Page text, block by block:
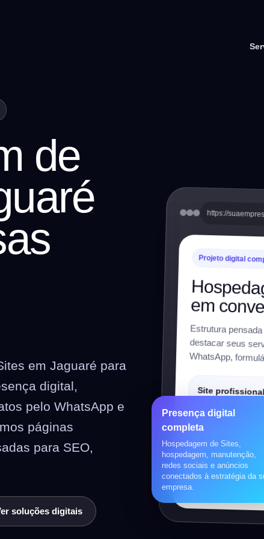
de
em Jaguaré para
digital,
pelo WhatsApp e
páginas
para SEO,
soluções digitais
https://
Projeto digital
em
Estrutura
destacar seus
WhatsApp,
Site profissional
Institucional,
preparado para SEO.
Loja virtual
WooCommerce,
pagamentos, frete e
Presença digital
completa
Hospedagem de Sites,
hospedagem, manutenção,
redes sociais e anúncios
conectados à estratégia da
empresa.